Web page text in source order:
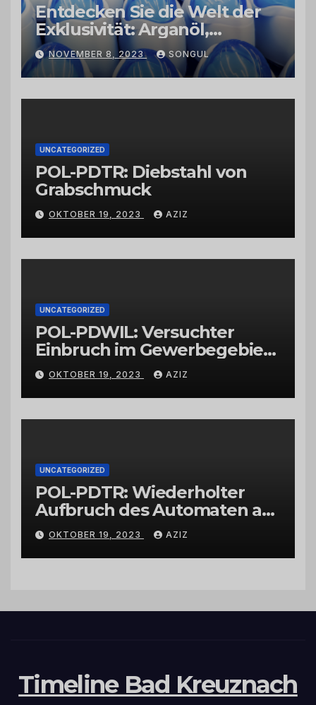
Entdecken Sie die Welt der
Exklusivität: Arganöl,
Kaktusfeigenkernöl und
Schwarzkümmelöl von
vertrauenswürdigen
Großhändlern und Anbietern
NOVEMBER 8, 2023 SONGUL
UNCATEGORIZED
POL-PDTR: Diebstahl von
Grabschmuck
OKTOBER 19, 2023 AZIZ
UNCATEGORIZED
POL-PDWIL: Versuchter
Einbruch im Gewerbegebiet
Wittlich
OKTOBER 19, 2023 AZIZ
UNCATEGORIZED
POL-PDTR: Wiederholter
Aufbruch des Automaten am
Wohnmobilstellplatz in
Hermeskeil am Labachweg
OKTOBER 19, 2023 AZIZ
Timeline Bad Kreuznach